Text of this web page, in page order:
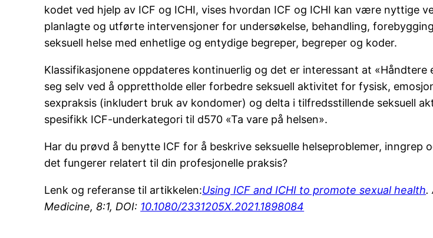
kodet ved hjelp av ICF og ICHI, vises hvordan ICF og ICHI kan være nyttige
planlagte og utførte intervensjoner for undersøkelse, behandling,
seksuell helse med enhetlige og entydige begreper, begreper og koder.
Klassifikasjonene oppdateres kontinuerlig og det er interessant at
seg selv ved å opprettholde eller forbedre seksuell aktivitet for fysisk,
sexpraksis (inkludert bruk av kondomer) og delta i tilfredsstillende seksuell
spesifikk ICF-underkategori til d570 «Ta vare på helsen».
Har du prøvd å benytte ICF for å beskrive seksuelle helseproblemer,
det fungerer relatert til din profesjonelle praksis?
Lenk og referanse til artikkelen:Using ICF and ICHI to promote sexual health.
Medicine, 8:1, DOI: 10.1080/2331205X.2021.1898084